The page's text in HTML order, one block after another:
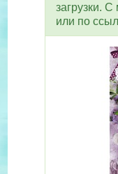
загрузки. С
или по